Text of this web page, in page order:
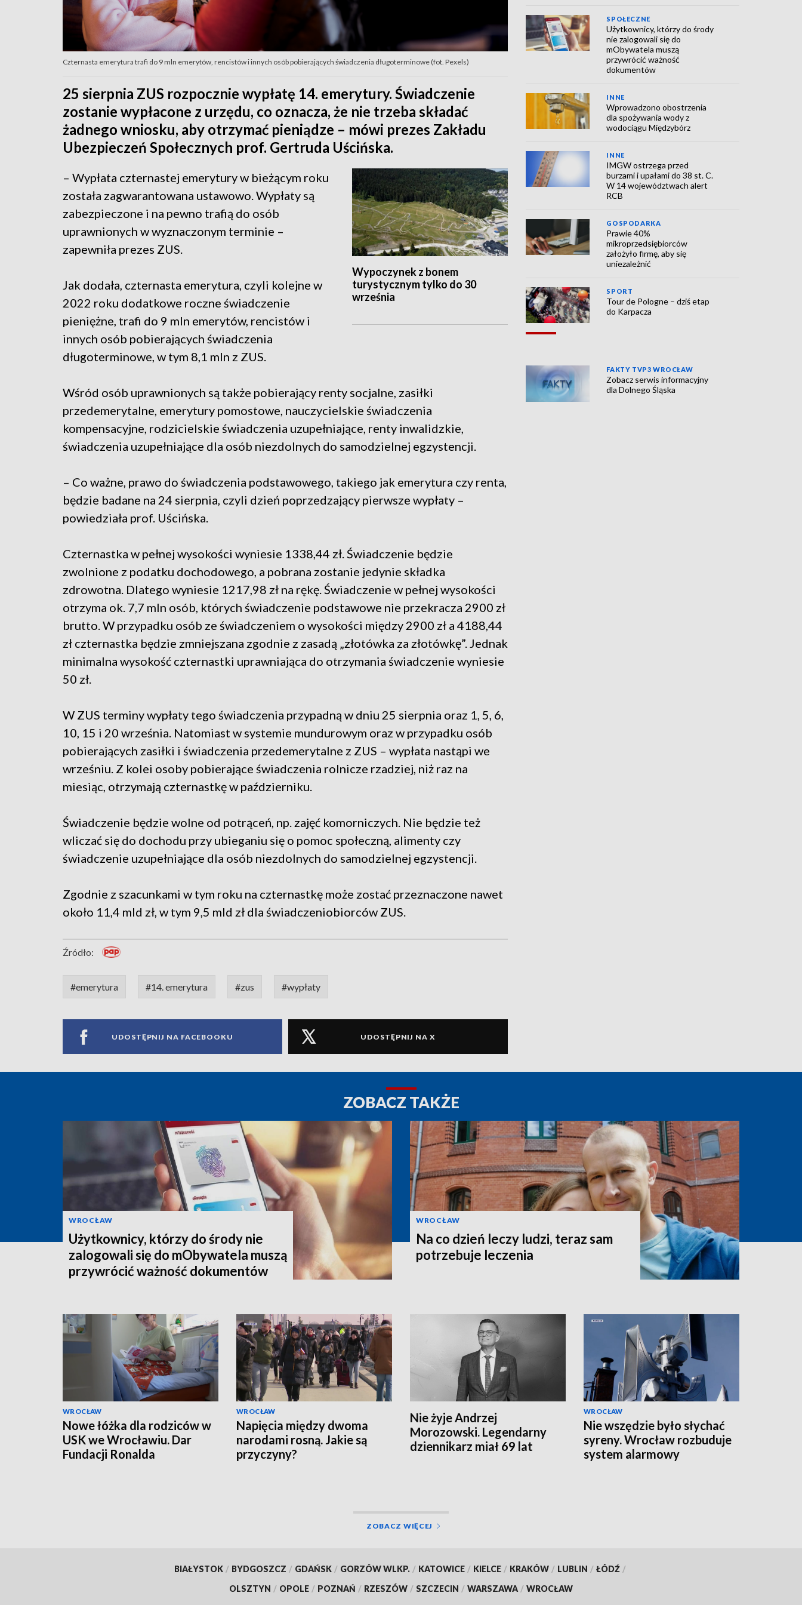
Czternasta emerytura trafi do 9 mln emerytów, rencistów i innych osób pobierających świadczenia długoterminowe (fot. Pexels)
25 sierpnia ZUS rozpocznie wypłatę 14. emerytury. Świadczenie
zostanie wypłacone z urzędu, co oznacza, że nie trzeba składać
żadnego wniosku, aby otrzymać pieniądze – mówi prezes Zakładu
Ubezpieczeń Społecznych prof. Gertruda Uścińska.
Wypoczynek z bonem
turystycznym tylko do 30
września
– Wypłata czternastej emerytury w bieżącym roku
została zagwarantowana ustawowo. Wypłaty są
zabezpieczone i na pewno trafią do osób
uprawnionych w wyznaczonym terminie –
zapewniła prezes ZUS.
Jak dodała, czternasta emerytura, czyli kolejne w
2022 roku dodatkowe roczne świadczenie
pieniężne, trafi do 9 mln emerytów, rencistów i
innych osób pobierających świadczenia
długoterminowe, w tym 8,1 mln z ZUS.
Wśród osób uprawnionych są także pobierający renty socjalne, zasiłki
przedemerytalne, emerytury pomostowe, nauczycielskie świadczenia
kompensacyjne, rodzicielskie świadczenia uzupełniające, renty inwalidzkie,
świadczenia uzupełniające dla osób niezdolnych do samodzielnej egzystencji.
– Co ważne, prawo do świadczenia podstawowego, takiego jak emerytura czy renta,
będzie badane na 24 sierpnia, czyli dzień poprzedzający pierwsze wypłaty –
powiedziała prof. Uścińska.
Czternastka w pełnej wysokości wyniesie 1338,44 zł. Świadczenie będzie
zwolnione z podatku dochodowego, a pobrana zostanie jedynie składka
zdrowotna. Dlatego wyniesie 1217,98 zł na rękę. Świadczenie w pełnej wysokości
otrzyma ok. 7,7 mln osób, których świadczenie podstawowe nie przekracza 2900 zł
brutto. W przypadku osób ze świadczeniem o wysokości między 2900 zł a 4188,44
zł czternastka będzie zmniejszana zgodnie z zasadą „złotówka za złotówkę”. Jednak
minimalna wysokość czternastki uprawniająca do otrzymania świadczenie wyniesie
50 zł.
W ZUS terminy wypłaty tego świadczenia przypadną w dniu 25 sierpnia oraz 1, 5, 6,
10, 15 i 20 września. Natomiast w systemie mundurowym oraz w przypadku osób
pobierających zasiłki i świadczenia przedemerytalne z ZUS – wypłata nastąpi we
wrześniu. Z kolei osoby pobierające świadczenia rolnicze rzadziej, niż raz na
miesiąc, otrzymają czternastkę w październiku.
Świadczenie będzie wolne od potrąceń, np. zajęć komorniczych. Nie będzie też
wliczać się do dochodu przy ubieganiu się o pomoc społeczną, alimenty czy
świadczenie uzupełniające dla osób niezdolnych do samodzielnej egzystencji.
Zgodnie z szacunkami w tym roku na czternastkę może zostać przeznaczone nawet
około 11,4 mld zł, w tym 9,5 mld zł dla świadczeniobiorców ZUS.
Źródło:
#emerytura #14. emerytura #zus #wypłaty
UDOSTĘPNIJ NA FACEBOOKU UDOSTĘPNIJ NA X
SPOŁECZNE
Użytkownicy, którzy do środy
nie zalogowali się do
mObywatela muszą
przywrócić ważność
dokumentów
INNE
Wprowadzono obostrzenia
dla spożywania wody z
wodociągu Międzybórz
INNE
IMGW ostrzega przed
burzami i upałami do 38 st. C.
W 14 województwach alert
RCB
GOSPODARKA
Prawie 40%
mikroprzedsiębiorców
założyło firmę, aby się
uniezależnić
SPORT
Tour de Pologne – dziś etap
do Karpacza
FAKTY TVP3 WROCŁAW
Zobacz serwis informacyjny
dla Dolnego Śląska
ZOBACZ TAKŻE
WROCŁAW
Użytkownicy, którzy do środy nie
zalogowali się do mObywatela muszą
przywrócić ważność dokumentów
WROCŁAW
Na co dzień leczy ludzi, teraz sam
potrzebuje leczenia
WROCŁAW
Nowe łóżka dla rodziców w
USK we Wrocławiu. Dar
Fundacji Ronalda
WROCŁAW
Napięcia między dwoma
narodami rosną. Jakie są
przyczyny?
Nie żyje Andrzej
Morozowski. Legendarny
dziennikarz miał 69 lat
WROCŁAW
Nie wszędzie było słychać
syreny. Wrocław rozbuduje
system alarmowy
ZOBACZ WIĘCEJ
BIAŁYSTOK / BYDGOSZCZ / GDAŃSK / GORZÓW WLKP. / KATOWICE / KIELCE / KRAKÓW / LUBLIN / ŁÓDŹ /
OLSZTYN / OPOLE / POZNAŃ / RZESZÓW / SZCZECIN / WARSZAWA / WROCŁAW